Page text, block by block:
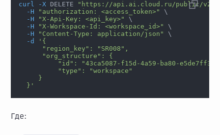
curl -X DELETE
"https://api.ai.cloud.ru/public/v2/
-H
"authorization: <access_token>"
\
-H
"X-Api-Key: <api_key>"
\
-H
"X-Workspace-Id: <workspace_id>"
\
-H
"Content-Type: application/json"
\
-d
'{
      "region_key": "SR008",
      "org_structure": {
"id": "43ca5087-f15d-4a59-ba80-
          "type": "workspace"
     }
  }'
Где: